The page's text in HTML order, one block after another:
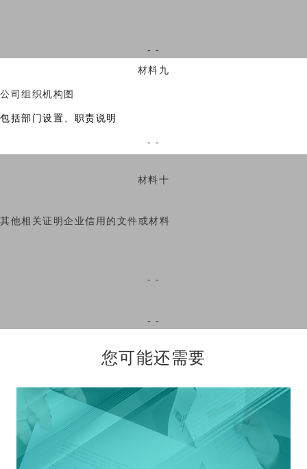
- -
材料九
公司组织机构图
包括部门设置、职责说明
- -
材料十
其他相关证明企业信用的文件或材料
- -
- -
您可能还需要